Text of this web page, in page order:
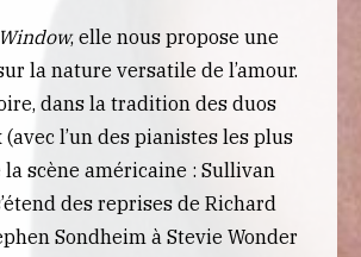
, elle nous propose une
la nature versatile de l’amour.
dans la tradition des duos
l’un des pianistes les plus
la scène américaine : Sullivan
des reprises de Richard
Sondheim à Stevie Wonder